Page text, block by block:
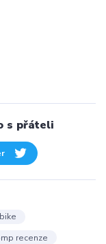
s přáteli
recenze